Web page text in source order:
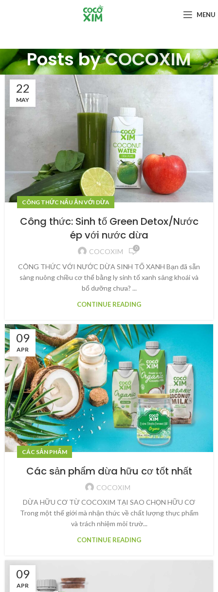
MENU
Posts byCOCOXIM
22
MAY
CÔNG THỨC NẤU ĂN VỚI DỪA
Công thức: Sinh tố Green Detox/Nước
ép với nước dừa
COCOXIM 0
CÔNG THỨC VỚI NƯỚC DỪA SINH TỐ XANH Bạn đã sẵn
sàng nuông chiều cơ thể bằng ly sinh tố xanh sảng khoái và
bổ dưỡng chưa? ...
CONTINUE READING
09
APR
CÁC SẢN PHẨM
Các sản phẩm dừa hữu cơ tốt nhất
COCOXIM
DỪA HỮU CƠ TỪ COCOXIM TẠI SAO CHỌN HỮU CƠ
Trong một thế giới mà nhận thức về chất lượng thực phẩm
và trách nhiệm môi trườ...
CONTINUE READING
09
APR